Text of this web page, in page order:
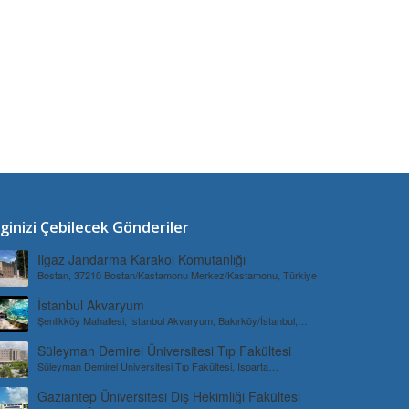
Çebilecek Gönderiler
Ilgaz Jandarma Karakol Komutanlığı
Bostan, 37210 Bostan/Kastamonu Merkez/Kastamonu, Türkiye
İstanbul Akvaryum
Şenlikköy Mahallesi, İstanbul Akvaryum, Bakırköy/İstanbul,
Süleyman Demirel Üniversitesi Tıp Fakültesi
Süleyman Demirel Üniversitesi Tıp Fakültesi, Isparta
Gaziantep Üniversitesi Diş Hekimliği Fakültesi